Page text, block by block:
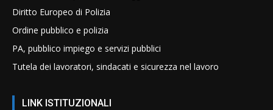
Diritto Europeo di Polizia
Ordine pubblico e polizia
PA, pubblico impiego e servizi pubblici
Tutela dei lavoratori, sindacati e sicurezza nel lavoro
LINK ISTITUZIONALI